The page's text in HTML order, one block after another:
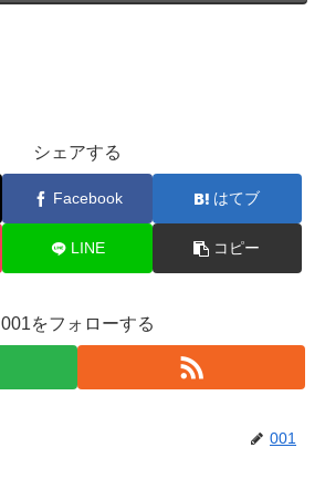
シェアする
Facebook はてブ
LINE コピー
001をフォローする
001